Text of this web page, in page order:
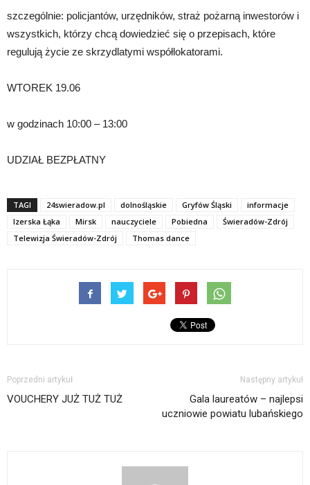
szczególnie: policjantów, urzędników, straż pożarną inwestorów i
wszystkich, którzy chcą dowiedzieć się o przepisach, które
regulują życie ze skrzydlatymi współlokatorami.
WTOREK 19.06
w godzinach 10:00 – 13:00
UDZIAŁ BEZPŁATNY
TAGI 24swieradow.pl dolnośląskie Gryfów Śląski
informacje
Izerska Łąka
Mirsk nauczyciele Pobiedna
Świeradów-Zdrój
Telewizja Świeradów-Zdrój
Thomas dance
Poprzedni artykuł
VOUCHERY JUŻ TUŻ TUŻ
Następny artykuł
Gala laureatów – najlepsi
uczniowie powiatu lubańskiego